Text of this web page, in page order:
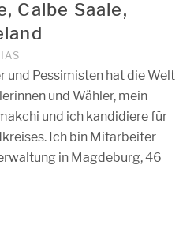
Calbe Saale,
und Pessimisten hat die Welt
und Wähler, mein
und ich kandidiere für
Ich bin Mitarbeiter
in Magdeburg, 46